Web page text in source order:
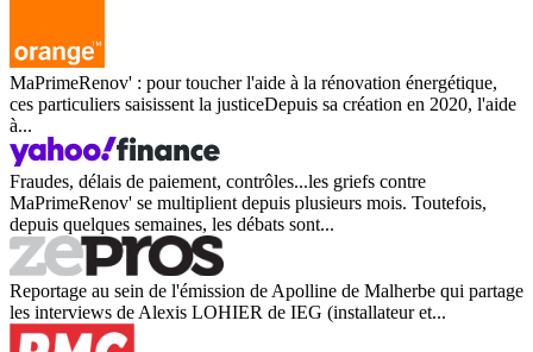
MaPrimeRenov' : pour toucher l'aide à la rénovation énergétique,
ces particuliers saisissent la justiceDepuis sa création en 2020, l'aide
à...
Fraudes, délais de paiement, contrôles...les griefs contre
MaPrimeRenov' se multiplient depuis plusieurs mois. Toutefois,
depuis quelques semaines, les débats sont...
Reportage au sein de l'émission de Apolline de Malherbe qui partage
les interviews de Alexis LOHIER de IEG (installateur et...